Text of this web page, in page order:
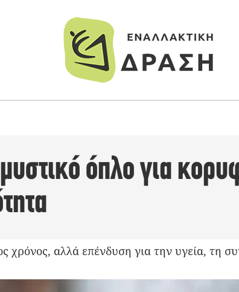
όπλο για
χρόνος, αλλά επένδυση για την υγεία, τη